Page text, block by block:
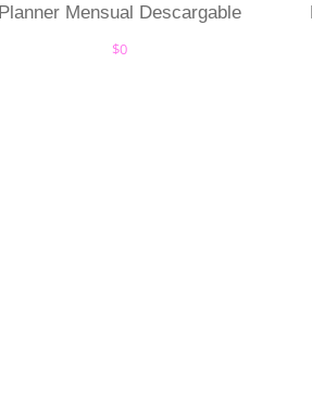
Planner Mensual Descargable
$0